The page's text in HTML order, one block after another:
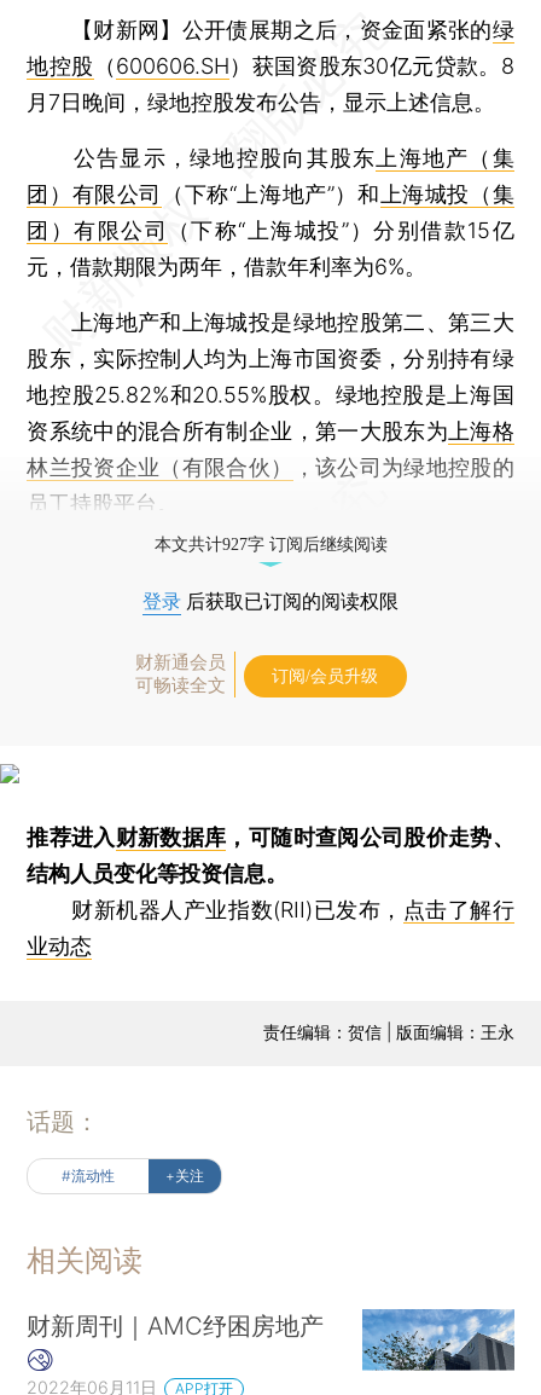
【财新网】 公开债展期之后，资金面紧张的绿
地控股 （600606.SH）获国资股东30亿元贷款。8
月7日晚间，绿地控股发布公告，显示上述信息。
公告显示，绿地控股向其股东 上海地产（集
团）有限公司
（下称“上海地产”）和 上海城投（集
团）有限公司
（下称“上海城投”）分别借款15亿
元，借款期限为两年，借款年利率为6%。
上海地产和上海城投是绿地控股第二、第三大
股东，实际控制人均为上海市国资委，分别持有绿
地控股25.82%和20.55%股权。绿地控股是上海国
资系统中的混合所有制企业，第一大股东为 上海格
林兰投资企业（有限合伙）
，该公司为绿地控股的
员工持股平台。
本文共计927字 订阅后继续阅读
登录 后获取已订阅的阅读权限
财新通会员
可畅读全文
订阅/会员升级
推荐进入财新数据库 ，可随时查阅公司股价走势、
结构人员变化等投资信息。
财新机器人产业指数(RII)已发布， 点击了解行
业动态
责任编辑：贺信 | 版面编辑：王永
话题：
#流动性 +关注
相关阅读
财新周刊｜AMC纾困房地产
2022年06月11日 APP打开